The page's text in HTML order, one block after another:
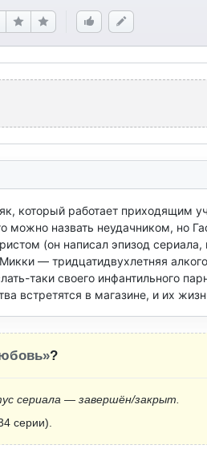
который работает приходящим
можно назвать неудачником, но
(он написал эпизод
— тридцатидвухлетняя
таки своего инфантильного
встретятся в магазине, и их
?
сериала — завершён/закрыт.
серии).